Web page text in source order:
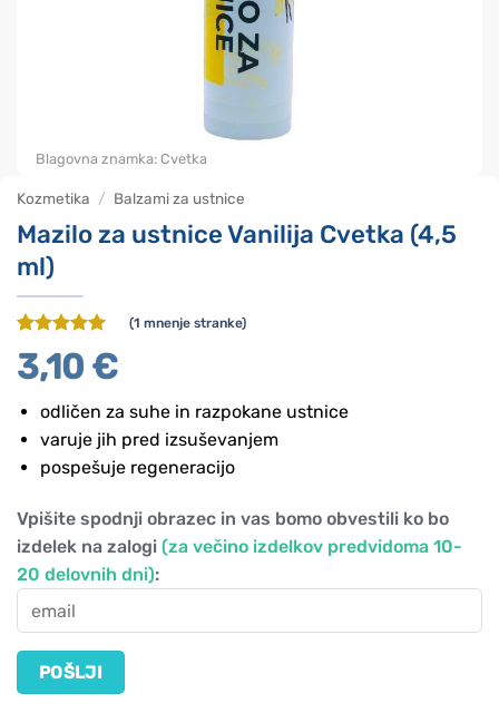
Kozmetika / Balzami za ustnice
Mazilo za ustnice Vanilija Cvetka (4,5
ml)
Ocenjeno z
5od 5 na
podlagi
ocene
1
stranke
(1 mnenje stranke)
3,10 €
odličen za suhe in razpokane ustnice
varuje jih pred izsuševanjem
pospešuje regeneracijo
Vpišite spodnji obrazec in vas bomo obvestili ko bo
izdelek na zalogi (za večino izdelkov predvidoma 10-
20 delovnih dni):
Blagovna znamka: Cvetka